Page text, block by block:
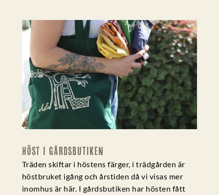
HÖST I GÅRDSBUTIKEN
Träden skiftar i höstens färger, i trädgården är
höstbruket igång och årstiden då vi visas mer
inomhus är här. I gårdsbutiken har hösten fått